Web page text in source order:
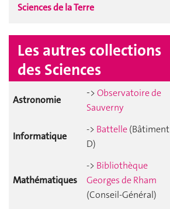
Sciences de la Terre
Les autres collections
des Sciences
Astronomie
->Observatoire de
Sauverny
Informatique
-> Battelle(Bâtiment
D)
Mathématiques
-> Bibliothèque
Georges de Rham
(Conseil-Général)